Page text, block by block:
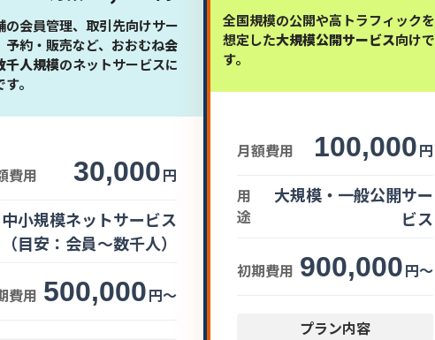
の会員管理、取引先向けサー
予約・販売など、おおむね会
千人規模のネットサービスに
。
費用 30,000円
中小規模ネットサービス
（目安：会員〜数千人）
費用 500,000円〜
全国規模の公開や高トラフィックを
想定した大規模公開サービス向けで
す。
月額費用 100,000円
用
途
大規模・一般公開サー
ビス
初期費用 900,000円〜
プラン内容